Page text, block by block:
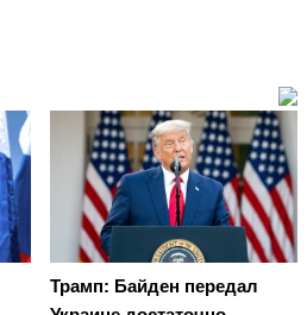
Трамп: Байден передал